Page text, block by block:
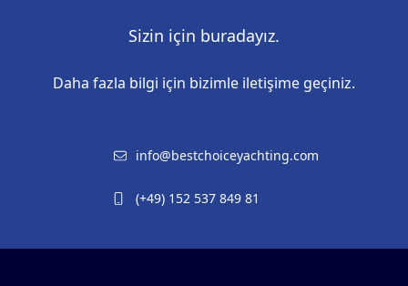
Sizin için buradayız.
Daha fazla bilgi için bizimle iletişime geçiniz.
info@bestchoiceyachting.com
(+49) 152 537 849 81